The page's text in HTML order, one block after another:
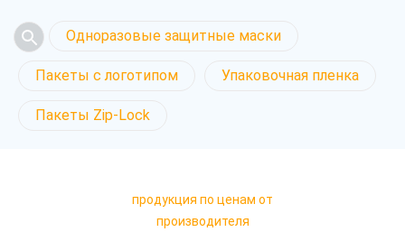
Одноразовые защитные маски
Пакеты с логотипом Упаковочная пленка
Пакеты Zip-Lock
продукция по ценам от
производителя